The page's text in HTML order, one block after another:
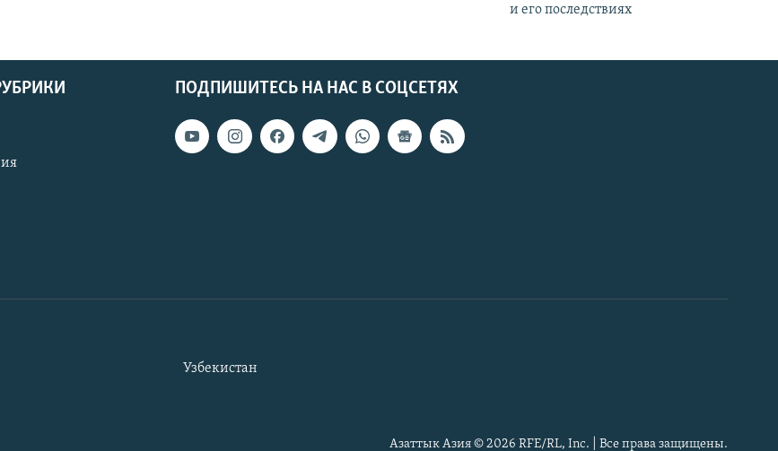
и его последствиях
ПОДПИШИТЕСЬ НА НАС В СОЦСЕТЯХ
Узбекистан
Азаттык Азия © 2026 RFE/RL, Inc. | Все права защищены.